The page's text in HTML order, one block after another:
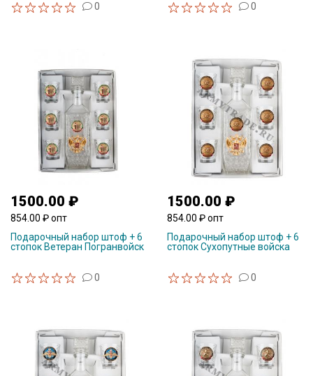
0
0
1500.00 ₽
854.00 ₽ опт
Подарочный набор штоф + 6
стопок Ветеран Погранвойск
0
1500.00 ₽
854.00 ₽ опт
Подарочный набор штоф + 6
стопок Сухопутные войска
0